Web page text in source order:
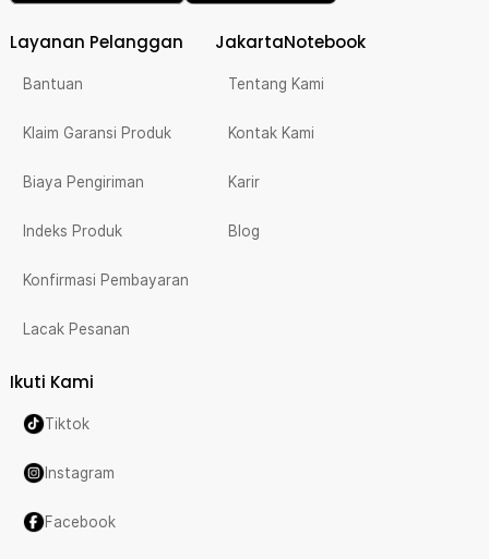
Layanan Pelanggan
Bantuan
Klaim Garansi Produk
Biaya Pengiriman
Indeks Produk
Konfirmasi Pembayaran
Lacak Pesanan
JakartaNotebook
Tentang Kami
Kontak Kami
Karir
Blog
Ikuti Kami
Tiktok
Instagram
Facebook